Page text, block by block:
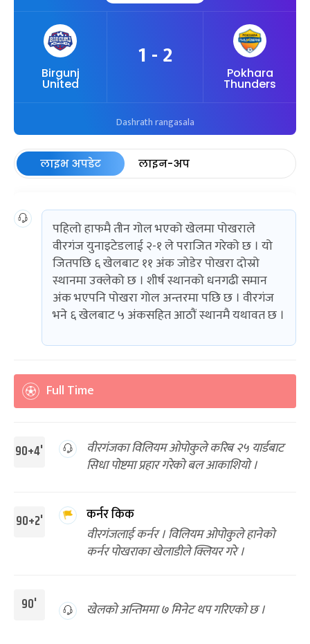
Birgunj
United
1 - 2
Pokhara
Thunders
Dashrath rangasala
लाइभ अपडेट लाइन-अप
पहिलो हाफमै तीन गोल भएको खेलमा पोखराले
वीरगंज युनाइटेडलाई २-१ ले पराजित गरेको छ । यो
जितपछि ६ खेलबाट ११ अंक जोडेर पोखरा दोस्रो
स्थानमा उक्लेको छ । शीर्ष स्थानको धनगढी समान
अंक भएपनि पोखरा गोल अन्तरमा पछि छ । वीरगंज
भने ६ खेलबाट ५ अंकसहित आठौं स्थानमै यथावत छ ।
Full Time
90+4'
वीरगंजका विलियम ओपोकुले करिब २५ यार्डबाट
सिधा पोष्टमा प्रहार गरेको बल आकाशियो ।
90+2'
कर्नर किक
वीरगंजलाई कर्नर । विलियम ओपोकुले हानेको
कर्नर पोखराका खेलाडीले क्लियर गरे ।
90' खेलको अन्तिममा ७ मिनेट थप गरिएको छ ।